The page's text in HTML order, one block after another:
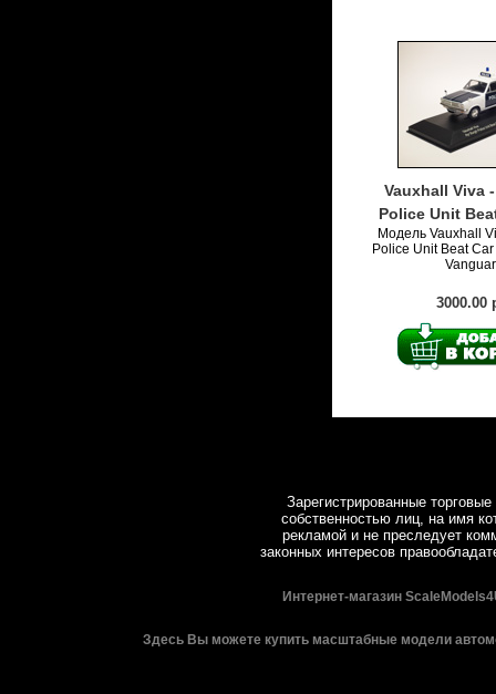
Vauxhall Viva
Police Unit
Модель Vauxhall
Police Unit Beat
3000.00
Зарегистрированные
собственностью лиц, на имя
рекламой и не преследует
законных интересов
Интернет-магазин
Здесь Вы можете купить масштабные модели